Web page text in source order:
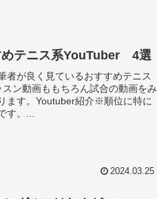
めテニス系YouTuber 4選
者が良く見ているおすすめテニス
ン動画ももちろん試合の動画をみ
ます。Youtuber紹介※順位に特に
す。...
2024.03.25